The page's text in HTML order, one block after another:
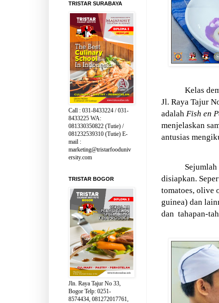
Kelas
Jl. Raya Tajur
adalah Fish en
menjelaskan
antusias
disiapkan.
tomatoes, olive
guinea) dan
dan tahapan-
TRISTAR SURABAYA
Call : 031-8433224 / 031-
8433225 WA:
081330350822 (Tutie) /
081232539310 (Tutie) E-
mail :
marketing@tristarfooduniv
ersity.com
TRISTAR BOGOR
Jln. Raya Tajur No 33,
Bogor Telp: 0251-
8574434, 081272017761,